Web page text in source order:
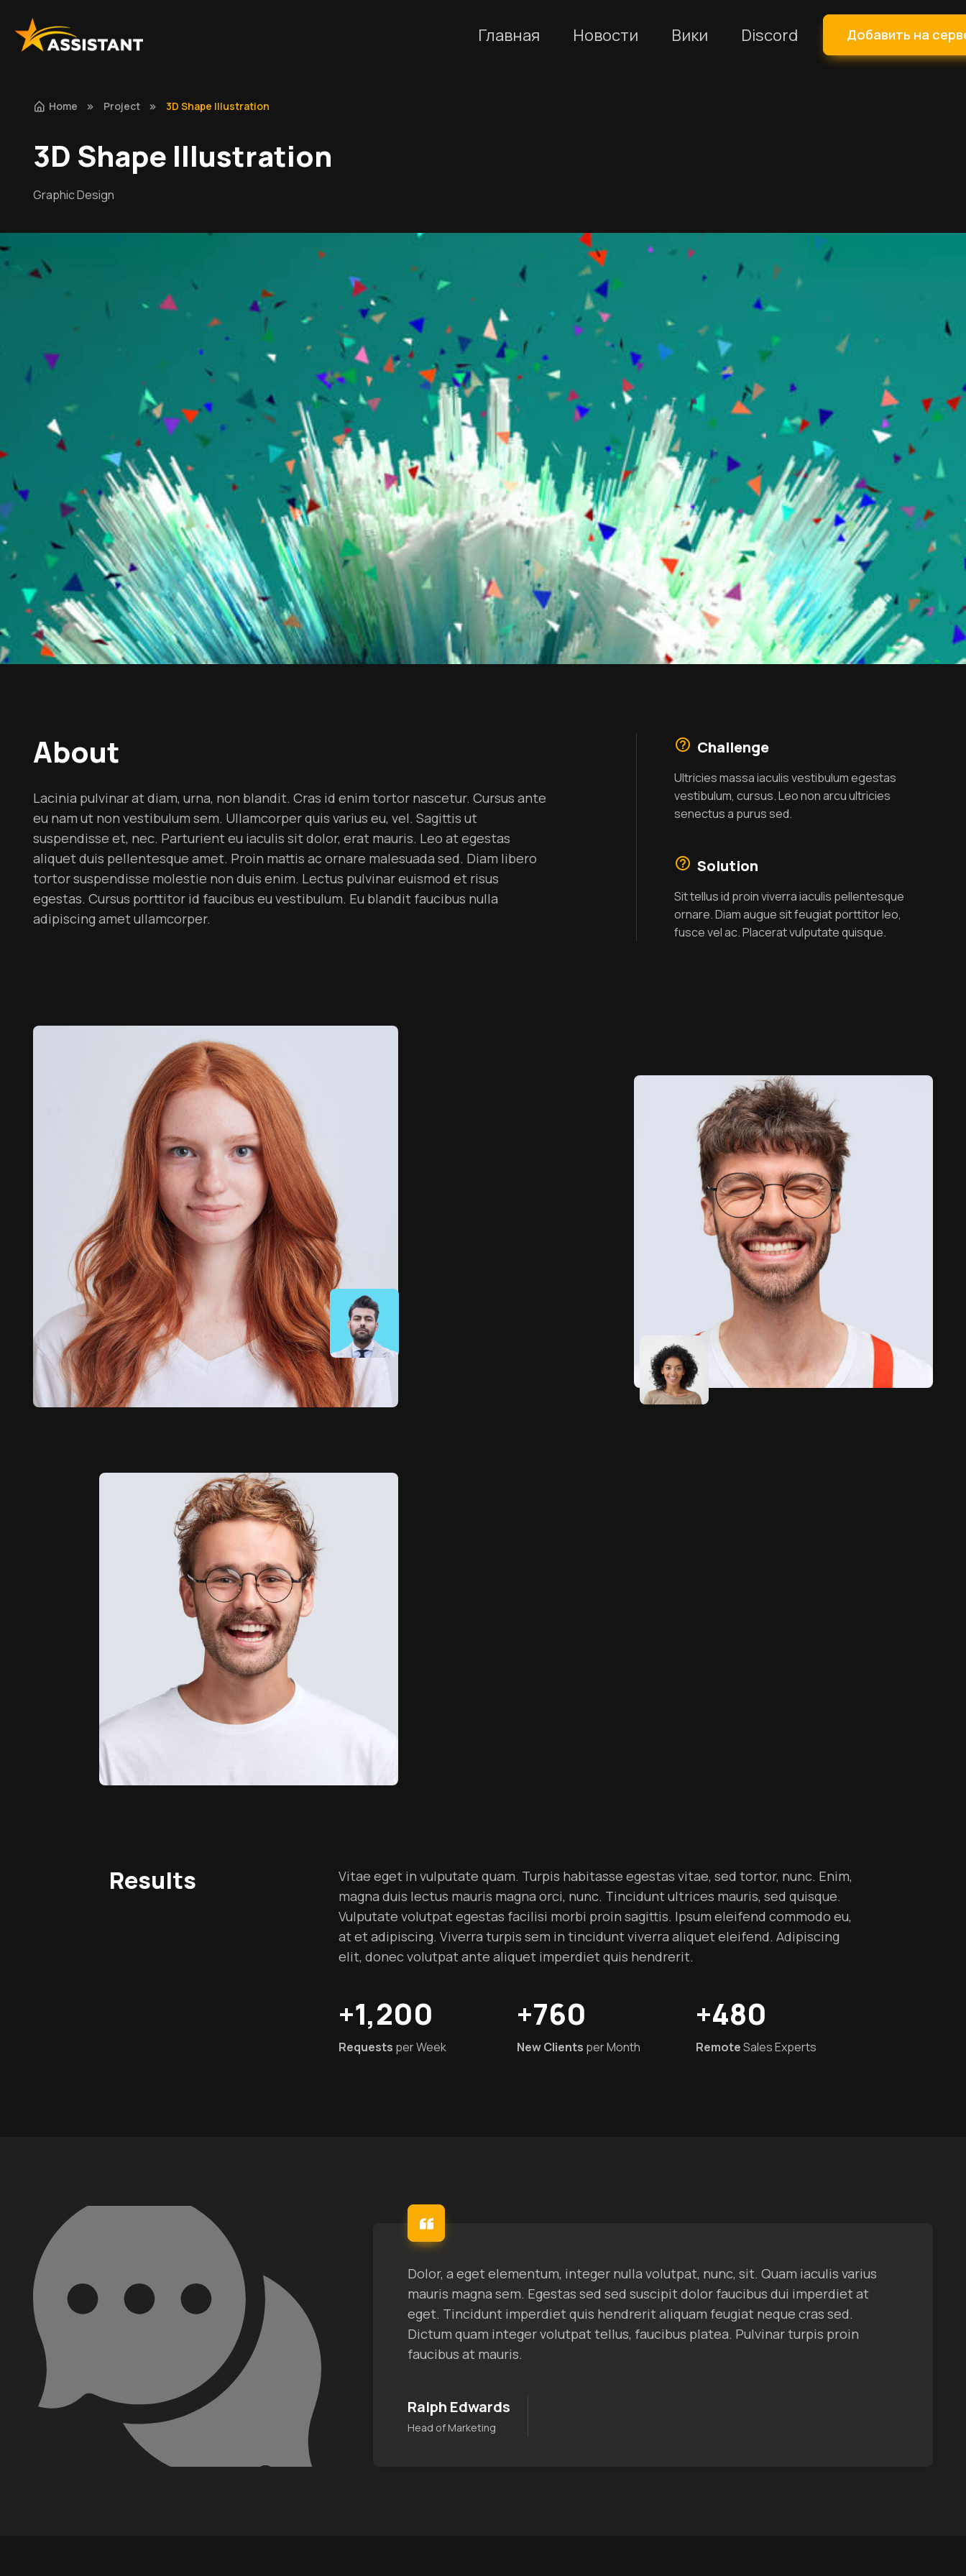
Главная Новости Вики Discord Добавить на
Home Project 3D Shape Illustration
3D Shape Illustration
Graphic Design
About
Lacinia pulvinar at diam, urna, non blandit. Cras id enim tortor nascetur. Cursus ante
eu nam ut non vestibulum sem. Ullamcorper quis varius eu, vel. Sagittis ut
suspendisse et, nec. Parturient eu iaculis sit dolor, erat mauris. Leo at egestas
aliquet duis pellentesque amet. Proin mattis ac ornare malesuada sed. Diam libero
tortor suspendisse molestie non duis enim. Lectus pulvinar euismod et risus
egestas. Cursus porttitor id faucibus eu vestibulum. Eu blandit faucibus nulla
adipiscing amet ullamcorper.
Challenge
Ultricies massa iaculis vestibulum egestas
vestibulum, cursus. Leo non arcu ultricies
senectus a purus sed.
Solution
Sit tellus id proin viverra iaculis pellentesque
ornare. Diam augue sit feugiat porttitor leo,
fusce vel ac. Placerat vulputate quisque.
Results
Vitae eget in vulputate quam. Turpis habitasse egestas vitae, sed tortor, nunc. Enim,
magna duis lectus mauris magna orci, nunc. Tincidunt ultrices mauris, sed quisque.
Vulputate volutpat egestas facilisi morbi proin sagittis. Ipsum eleifend commodo eu,
at et adipiscing. Viverra turpis sem in tincidunt viverra aliquet eleifend. Adipiscing
elit, donec volutpat ante aliquet imperdiet quis hendrerit.
+1,200
Requests per Week
+760
New Clients per Month
+480
RemoteSales Experts
Dolor, a eget elementum, integer nulla volutpat, nunc, sit. Quam iaculis varius
mauris magna sem. Egestas sed sed suscipit dolor faucibus dui imperdiet at
eget. Tincidunt imperdiet quis hendrerit aliquam feugiat neque cras sed.
Dictum quam integer volutpat tellus, faucibus platea. Pulvinar turpis proin
faucibus at mauris.
Ralph Edwards
Head of Marketing